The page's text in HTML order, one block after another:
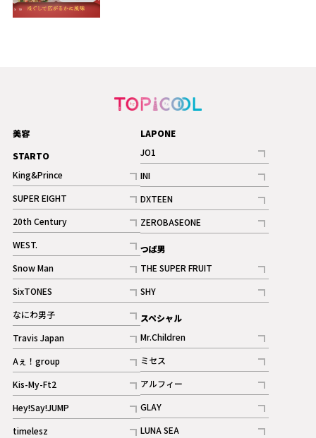
美容
STARTO
King&Prince
記事
SUPER EIGHT
記事
20th Century
記事
WEST.
記事
Snow Man
記事
ギャラリー
SixTONES
記事
ギャラリー
なにわ男子
記事
Travis Japan
記事
Aぇ！group
記事
Kis-My-Ft2
記事
ギャラリー
Hey!Say!JUMP
記事
timelesz
LAPONE
JO1
記事
INI
記事
ギャラリー
DXTEEN
記事
ギャラリー
ZEROBASEONE
記事
つば男
THE SUPER FRUIT
記事
SHY
記事
スペシャル
Mr.Children
記事
ミセス
記事
アルフィー
記事
GLAY
記事
LUNA SEA